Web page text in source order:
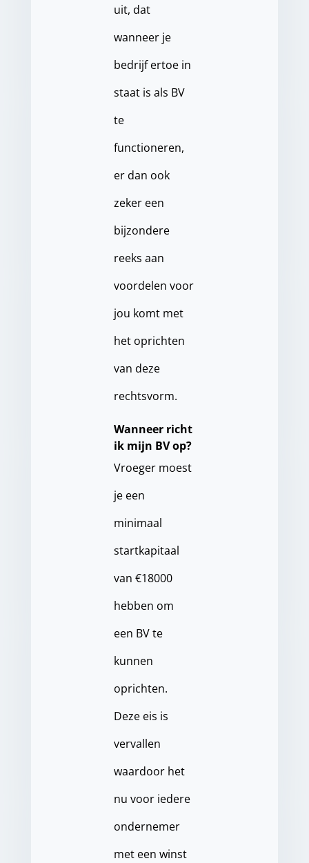
uit, dat
wanneer je
bedrijf ertoe in
staat is als BV
te
functioneren,
er dan ook
zeker een
bijzondere
reeks aan
voordelen voor
jou komt met
het oprichten
van deze
rechtsvorm.
Wanneer richt
ik mijn BV op?
Vroeger moest
je een
minimaal
startkapitaal
van €18000
hebben om
een BV te
kunnen
oprichten.
Deze eis is
vervallen
waardoor het
nu voor iedere
ondernemer
met een winst